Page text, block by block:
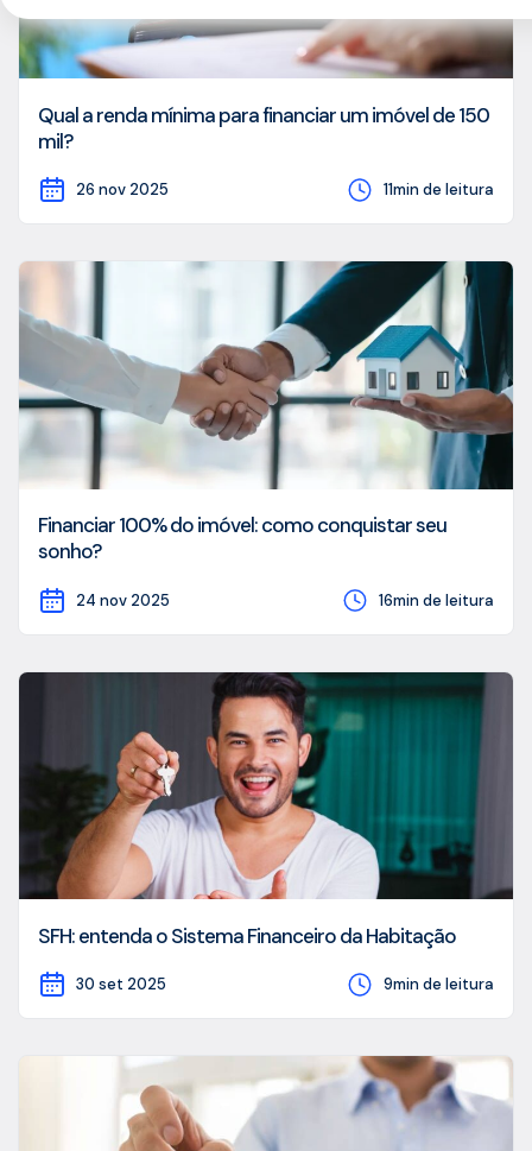
Qual a renda mínima para financiar um imóvel de 150
mil?
26 nov 2025 11min de leitura
Financiar 100% do imóvel: como conquistar seu
sonho?
24 nov 2025 16min de leitura
SFH: entenda o Sistema Financeiro da Habitação
30 set 2025 9min de leitura